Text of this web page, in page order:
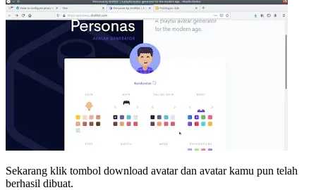
Sekarang klik tombol download avatar dan avatar kamu pun telah
berhasil dibuat.